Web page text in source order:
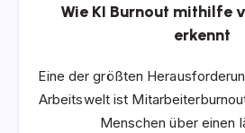
Wie KI Burnout mithilfe
erkennt
Eine der größten
Arbeitswelt ist
Menschen über einen